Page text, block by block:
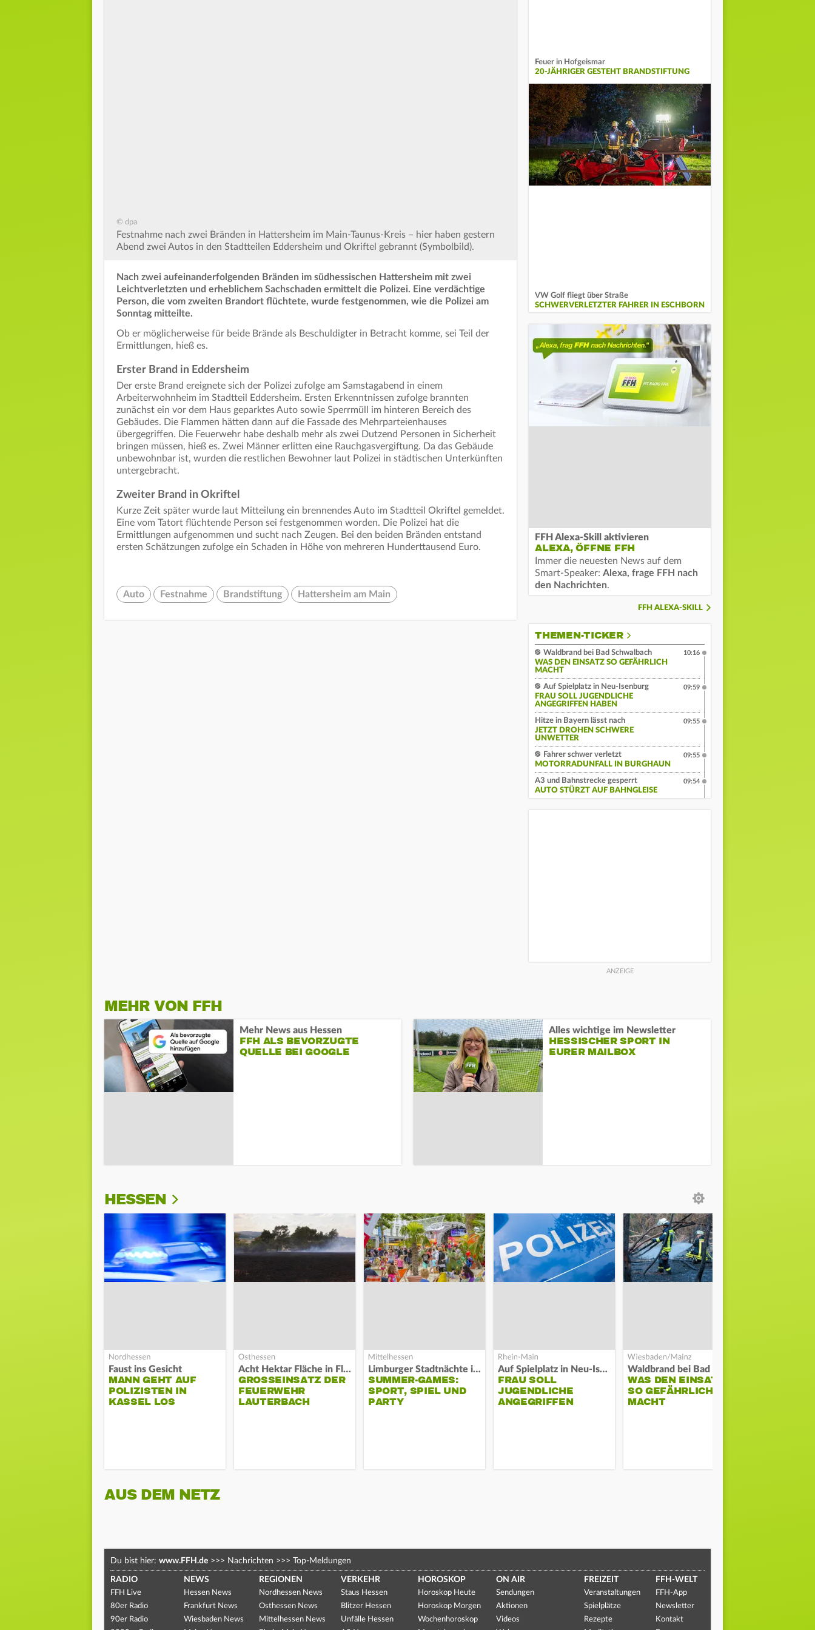
© dpa
Festnahme nach zwei Bränden in Hattersheim im Main-Taunus-Kreis – hier haben gestern
Abend zwei Autos in den Stadtteilen Eddersheim und Okriftel gebrannt (Symbolbild).
Nach zwei aufeinanderfolgenden Bränden im südhessischen Hattersheim mit zwei
Leichtverletzten und erheblichem Sachschaden ermittelt die Polizei. Eine verdächtige
Person, die vom zweiten Brandort flüchtete, wurde festgenommen, wie die Polizei am
Sonntag mitteilte.
Ob er möglicherweise für beide Brände als Beschuldigter in Betracht komme, sei Teil der
Ermittlungen, hieß es.
Erster Brand in Eddersheim
Der erste Brand ereignete sich der Polizei zufolge am Samstagabend in einem
Arbeiterwohnheim im Stadtteil Eddersheim. Ersten Erkenntnissen zufolge brannten
zunächst ein vor dem Haus geparktes Auto sowie Sperrmüll im hinteren Bereich des
Gebäudes. Die Flammen hätten dann auf die Fassade des Mehrparteienhauses
übergegriffen. Die Feuerwehr habe deshalb mehr als zwei Dutzend Personen in Sicherheit
bringen müssen, hieß es. Zwei Männer erlitten eine Rauchgasvergiftung. Da das Gebäude
unbewohnbar ist, wurden die restlichen Bewohner laut Polizei in städtischen Unterkünften
untergebracht.
Zweiter Brand in Okriftel
Kurze Zeit später wurde laut Mitteilung ein brennendes Auto im Stadtteil Okriftel gemeldet.
Eine vom Tatort flüchtende Person sei festgenommen worden. Die Polizei hat die
Ermittlungen aufgenommen und sucht nach Zeugen. Bei den beiden Bränden entstand
ersten Schätzungen zufolge ein Schaden in Höhe von mehreren Hunderttausend Euro.
Auto Festnahme Brandstiftung Hattersheim am Main
Feuer in Hofgeismar
20-JÄHRIGER GESTEHT BRANDSTIFTUNG
VW Golf fliegt über Straße
SCHWERVERLETZTER FAHRER IN ESCHBORN
FFH Alexa-Skill aktivieren
ALEXA, ÖFFNE FFH
Immer die neuesten News auf dem
Smart-Speaker: Alexa, frage FFH nach
den Nachrichten.
FFH ALEXA-SKILL
THEMEN-TICKER
Waldbrand bei Bad Schwalbach
WAS DEN EINSATZ SO GEFÄHRLICH
MACHT
10:16
Auf Spielplatz in Neu-Isenburg
FRAU SOLL JUGENDLICHE
ANGEGRIFFEN HABEN
09:59
Hitze in Bayern lässt nach
JETZT DROHEN SCHWERE
UNWETTER
09:55
Fahrer schwer verletzt
MOTORRADUNFALL IN BURGHAUN
09:55
A3 und Bahnstrecke gesperrt
AUTO STÜRZT AUF BAHNGLEISE
09:54
MEHR VON FFH
Mehr News aus Hessen
FFH ALS BEVORZUGTE
QUELLE BEI GOOGLE
Alles wichtige im Newsletter
HESSISCHER SPORT IN
EURER MAILBOX
HESSEN
Faust ins Gesicht
MANN GEHT AUF
POLIZISTEN IN
KASSEL LOS
Acht Hektar Fläche in Flammen
GROSSEINSATZ DER F
EUERWEHR L
AUTERBACH
Limburger Stadtnächte im Sand
SUMMER-GAMES:
SPORT, SPIEL UND
PARTY
Auf Spielplatz in Neu-Isenburg
FRAU SOLL
JUGENDLICHE
ANGEGRIFFEN
WAS DEN EINSATZ
SO GEFÄHRLICH
MACHT
AUS DEM NETZ
Du bist hier: www.FFH.de >>> Nachrichten >>> Top-Meldungen
RADIO
FFH Live
80er Radio
90er Radio
NEWS
Hessen News
Frankfurt News
Wiesbaden News
REGIONEN
Nordhessen News
Osthessen News
Mittelhessen News
VERKEHR
Staus Hessen
Blitzer Hessen
Unfälle Hessen
HOROSKOP
Horoskop Heute
Horoskop Morgen
Wochenhoroskop
ON AIR
Sendungen
Aktionen
Videos
FREIZEIT
Veranstaltungen
Spielplätze
Rezepte
FFH-WELT
FFH-App
Newsletter
Kontakt